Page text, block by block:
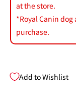
at the store.
*Royal Canin
purchase.
Add to Wishlist